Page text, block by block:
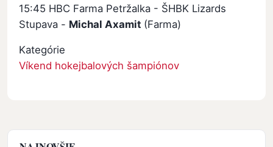
15:45 HBC Farma Petržalka - ŠHBK Lizards
Stupava - Michal Axamit (Farma)
Kategórie
Víkend hokejbalových šampiónov